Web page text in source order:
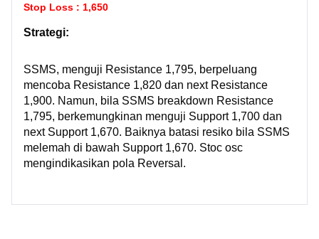
Stop Loss : 1,650
Strategi:
SSMS, menguji Resistance 1,795, berpeluang
mencoba Resistance 1,820 dan next Resistance
1,900. Namun, bila SSMS breakdown Resistance
1,795, berkemungkinan menguji Support 1,700 dan
next Support 1,670. Baiknya batasi resiko bila SSMS
melemah di bawah Support 1,670. Stoc osc
mengindikasikan pola Reversal.